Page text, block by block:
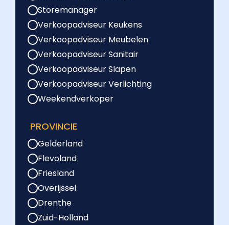
Storemanager
Verkoopadviseur Keukens
Verkoopadviseur Meubelen
Verkoopadviseur Sanitair
Verkoopadviseur Slapen
Verkoopadviseur Verlichting
Weekendverkoper
PROVINCIE
Gelderland
Flevoland
Friesland
Overijssel
Drenthe
Zuid-Holland